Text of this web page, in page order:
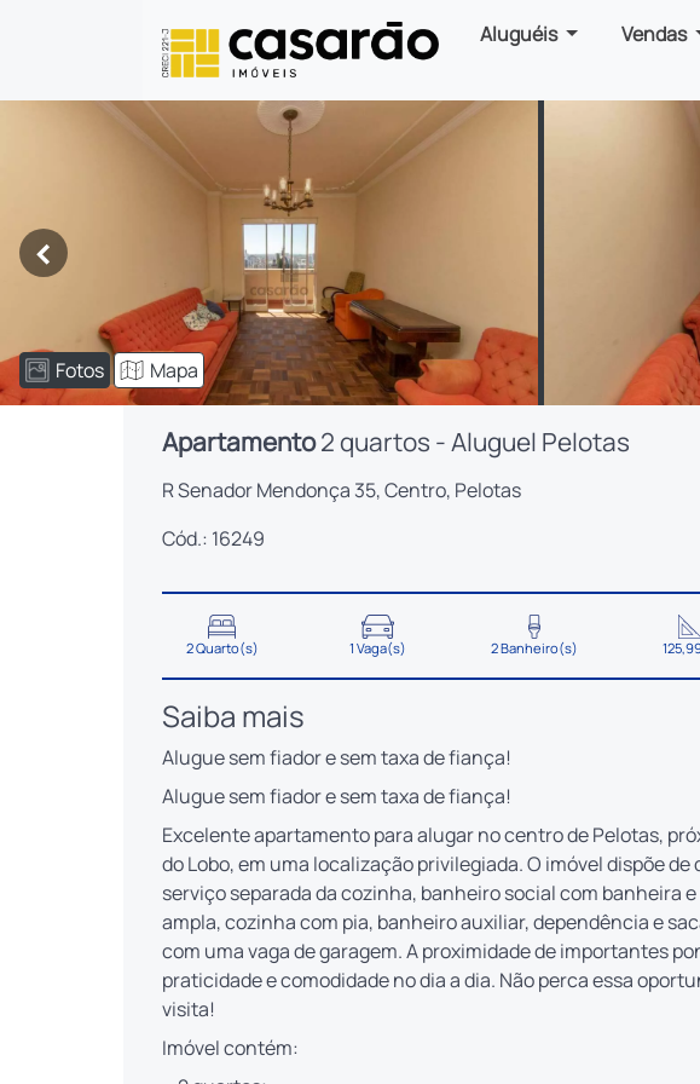
Aluguéis Vendas
<
Fotos Mapa
Apartamento2 quartos - Aluguel Pelotas
R Senador Mendonça 35, Centro, Pelotas
Cód.: 16249
2 Quarto(s) 1 Vaga(s) 2 Banheiro(s)
Saiba mais
Alugue sem fiador e sem taxa de fiança!
Alugue sem fiador e sem taxa de fiança!
Excelente apartamento para alugar no centro de Pelotas,
do Lobo, em uma localização privilegiada. O imóvel dispõe de
serviço separada da cozinha, banheiro social com banheira
ampla, cozinha com pia, banheiro auxiliar, dependência e
com uma vaga de garagem. A proximidade de importantes
praticidade e comodidade no dia a dia. Não perca essa
visita!
Imóvel contém: